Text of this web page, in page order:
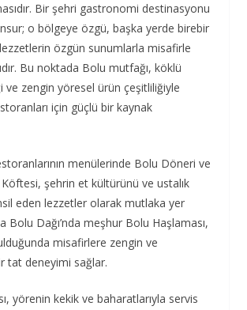
Bir şehri gastronomi destinasyonu
o bölgeye özgü, başka yerde birebir
özgün sunumlarla misafirle
Bu noktada Bolu mutfağı, köklü
ve zengin yöresel ürün çeşitliliğiyle
için güçlü bir kaynak
menülerinde Bolu Döneri ve
şehrin et kültürünü ve ustalık
eden lezzetler olarak mutlaka yer
Bolu Dağı’nda meşhur Bolu Haşlaması,
misafirlere zengin ve
tat deneyimi sağlar.
yörenin kekik ve baharatlarıyla servis